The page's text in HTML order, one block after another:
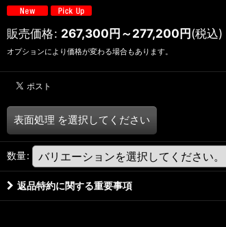
販売価格: 267,300円～277,200円(税込)
オプションにより価格が変わる場合もあります。
表面処理 を選択してください
数量:
返品特約に関する重要事項